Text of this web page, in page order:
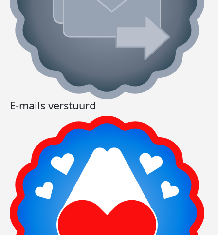
E-mails verstuurd